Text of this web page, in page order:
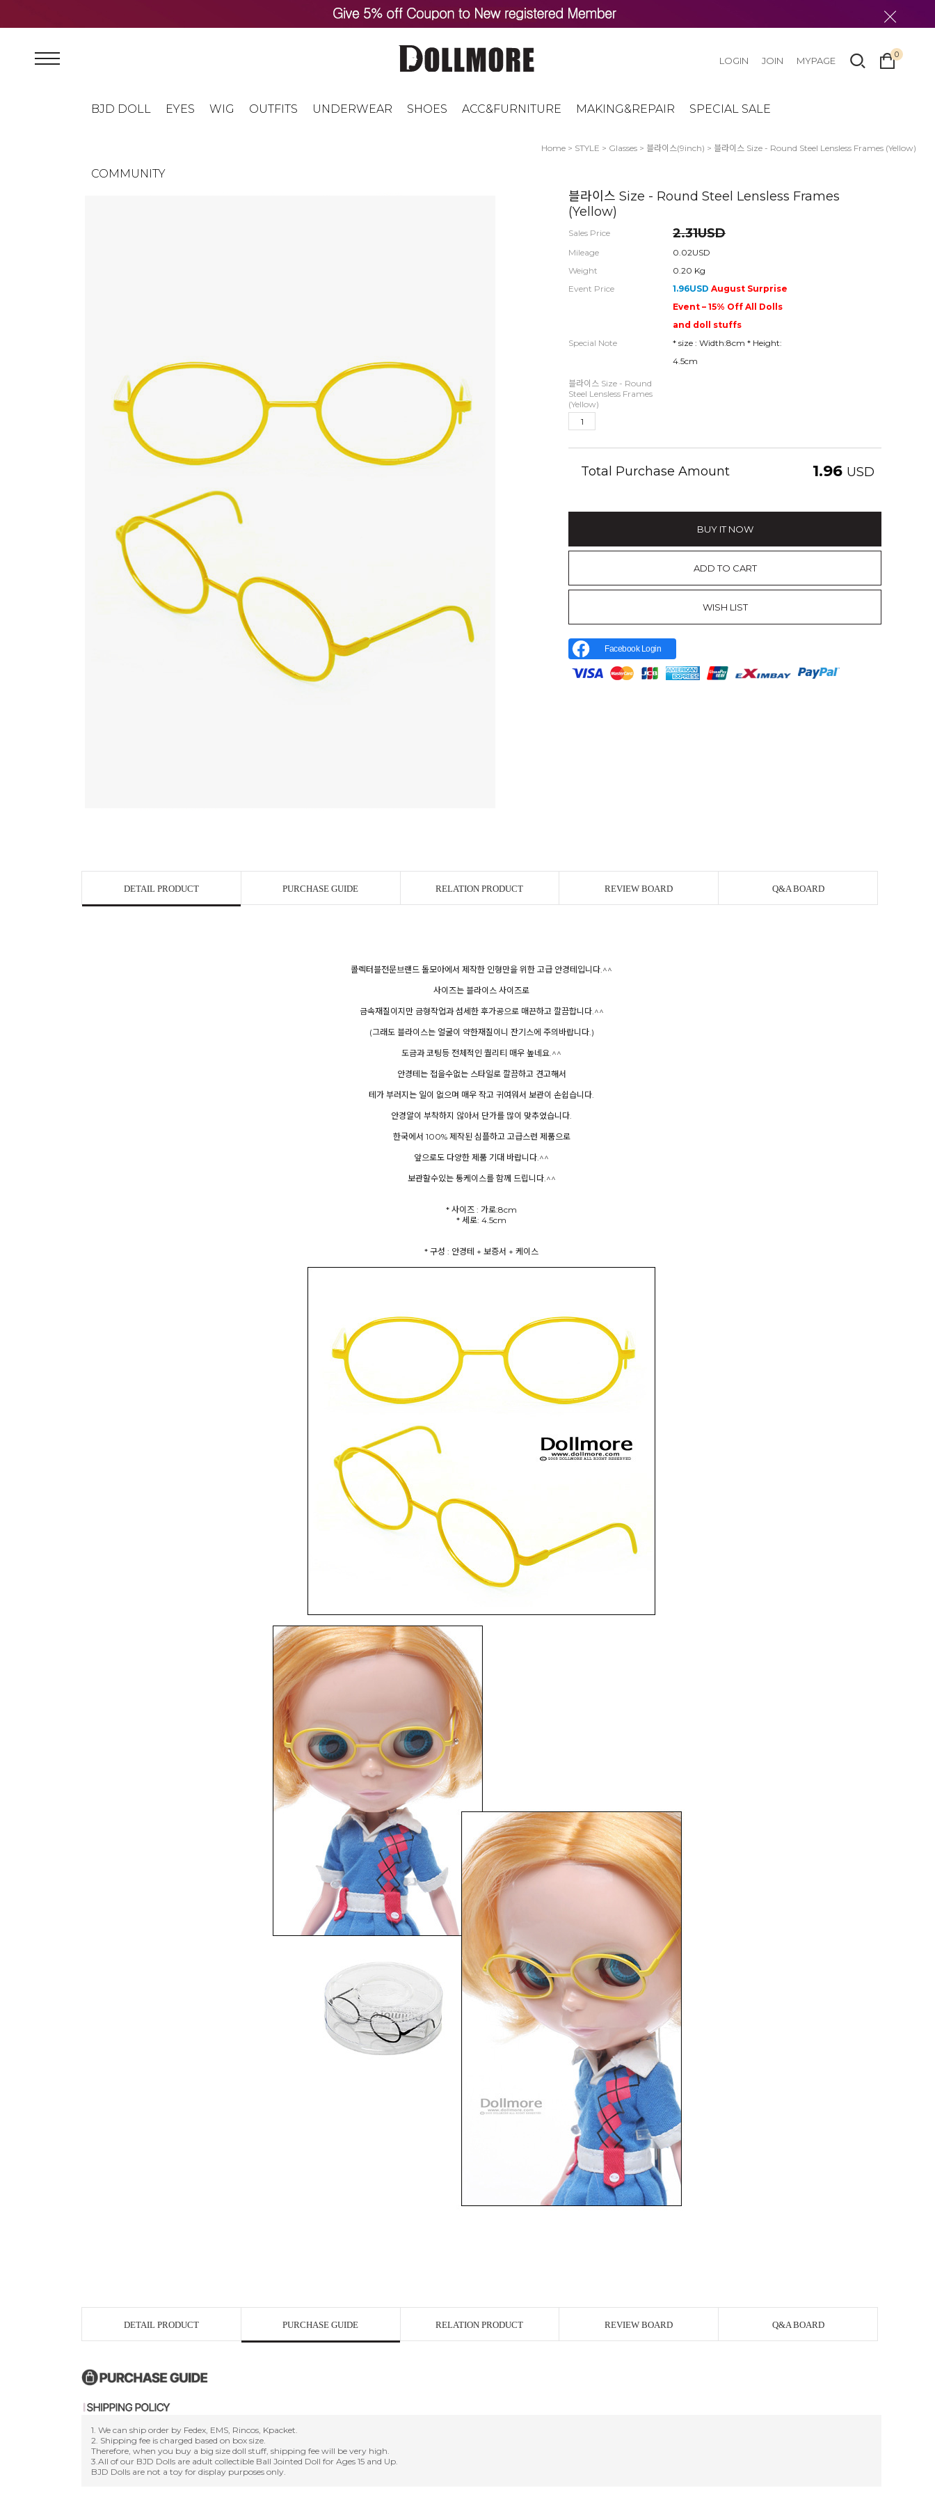
BJD DOLL EYES WIG OUTFITS UNDERWEAR SHOES ACC&FURNITURE MAKING&REPAIR SPECIAL SALE
COMMUNITY
LOGIN JOIN MYPAGE
0
Home > STYLE > Glasses > 블라이스(9inch) > 블라이스 Size - Round Steel Lensless Frames (Yellow)
블라이스 Size - Round Steel Lensless Frames
(Yellow)
Sales Price 2.31USD
Mileage
0.02USD
Weight
0.20 Kg
Event Price
1.96USD August Surprise
Event – 15% Off All Dolls
and doll stuffs
Special Note
* size : Width:8cm * Height:
4.5cm
블라이스 Size - Round
Steel Lensless Frames
(Yellow)
Total Purchase Amount 1.96 USD
BUY IT NOW
ADD TO CART
WISH LIST
Facebook Login
DETAIL PRODUCT PURCHASE GUIDE RELATION PRODUCT REVIEW BOARD Q&A BOARD
콜렉터블전문브랜드 돌모아에서 제작한 인형만을 위한 고급 안경테입니다.^^
사이즈는 블라이스 사이즈로
금속재질이지만 금형작업과 섬세한 후가공으로 매끈하고 깔끔합니다.^^
(그래도 블라이스는 얼굴이 약한재질이니 잔기스에 주의바랍니다.)
도금과 코팅등 전체적인 퀄리티 매우 높네요.^^
안경테는 접을수없는 스타일로 깔끔하고 견고해서
테가 부러지는 일이 없으며 매우 작고 귀여워서 보관이 손쉽습니다.
안경알이 부착하지 않아서 단가를 많이 맞추었습니다.
한국에서 100% 제작된 심플하고 고급스런 제품으로
앞으로도 다양한 제품 기대 바랍니다.^^
보관할수있는 통케이스를 함께 드립니다.^^
* 사이즈 : 가로:8cm
* 세로: 4.5cm
* 구성 : 안경테 + 보증서 + 케이스
DETAIL PRODUCT PURCHASE GUIDE RELATION PRODUCT REVIEW BOARD Q&A BOARD
1. We can ship order by Fedex, EMS, Rincos, Kpacket.
2. Shipping fee is charged based on box size.
Therefore, when you buy a big size doll stuff, shipping fee will be very high.
3.All of our BJD Dolls are adult collectible Ball Jointed Doll for Ages 15 and Up.
BJD Dolls are not a toy for display purposes only.